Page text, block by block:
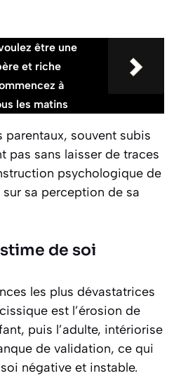
être une
et riche
à
les matins
souvent subis
pas sans laisser de traces
psychologique de
sa perception de sa
de soi
les plus dévastatrices
est l’érosion de
puis l’adulte, intériorise
de validation, ce qui
négative et instable.